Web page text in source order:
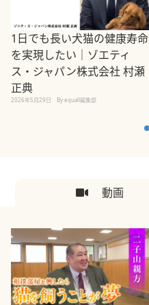
1日でも長い犬猫の健康寿命
を実現したい｜ゾエティ
ス・ジャパン株式会社 村瀬
正典
2026年5月29日 By equall編集部
動画